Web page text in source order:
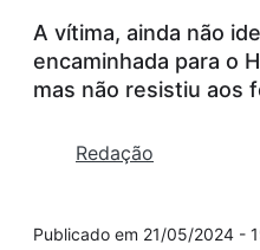
A vítima, ainda não
encaminhada para o
mas não resistiu aos
Redação
21/05/2024 -